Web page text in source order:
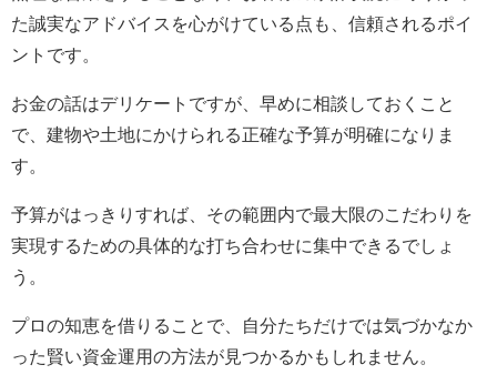
た誠実なアドバイスを心がけている点も、信頼されるポイ
ントです。
お金の話はデリケートですが、早めに相談しておくこと
で、建物や土地にかけられる正確な予算が明確になりま
す。
予算がはっきりすれば、その範囲内で最大限のこだわりを
実現するための具体的な打ち合わせに集中できるでしょ
う。
プロの知恵を借りることで、自分たちだけでは気づかなか
った賢い資金運用の方法が見つかるかもしれません。